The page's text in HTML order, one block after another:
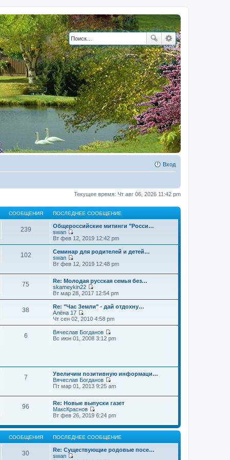
Вход
Текущее время: Чт авг 06, 2026 11:42 pm
СООБЩЕНИЯ ПОСЛЕДНЕЕ СООБЩЕНИЕ
239
Общероссийские митинги "Росси…
swan
П
е
р
е
й
т
и
к
п
о
с
л
е
д
м
у
б
щ
е
н
ю
Вт фев 12, 2019 12:42 pm
102
Семинар для родителей и детей…
swan
П
р
е
й
т
и
к
п
о
с
л
е
у
с
о
о
щ
е
н
и
Вт фев 12, 2019 12:48 pm
75
Re: Молодая русская семья без…
skameykin22
П
е
р
е
й
к
п
е
д
н
е
у
с
о
о
щ
н
ю
Вт мар 28, 2017 12:54 pm
38
Re: "Час Земли" - дай отдохну…
Алёна 17
П
е
р
е
й
п
о
с
л
д
н
е
м
с
о
о
щ
Чт сен 02, 2010 4:58 pm
6
Вячеслав Богданов
П
т
и
п
л
д
е
м
у
с
Вс июн 01, 2008 3:12 pm
7
Увеличим позитивную информаци…
Вячеслав Богданов
П
р
е
т
к
п
о
л
Пт мар 01, 2013 9:25 am
96
Re: Новые выпуски газет
МаксКраснов
П
р
е
й
т
и
Вт фев 26, 2019 6:24 pm
СООБЩЕНИЯ ПОСЛЕДНЕЕ СООБЩЕНИЕ
30
Re: Существующие родовые посе…
swan